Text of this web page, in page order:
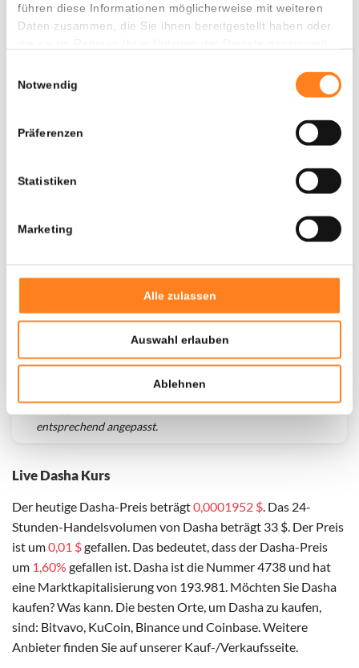
führen diese Informationen möglicherweise mit weiteren
Daten zusammen, die Sie ihnen bereitgestellt haben oder
Notwendig
Präferenzen
Statistiken
Marketing
Alle zulassen
Auswahl erlauben
Ablehnen
Live Dasha Kurs
Der heutige Dasha-Preis beträgt0,0001952 $. Das 24-
Stunden-Handelsvolumen von Dasha beträgt 33 $. Der Preis
ist um0,01 $gefallen. Das bedeutet, dass der Dasha-Preis
um 1,60% gefallen ist. Dasha ist die Nummer 4738 und hat
eine Marktkapitalisierung von 193.981. Möchten Sie Dasha
kaufen? Was kann. Die besten Orte, um Dasha zu kaufen,
sind: Bitvavo, KuCoin, Binance und Coinbase. Weitere
Anbieter finden Sie auf unserer Kauf-/Verkaufsseite.
$693,90
haben wir historische Daten seit
entsprechend angepasst.